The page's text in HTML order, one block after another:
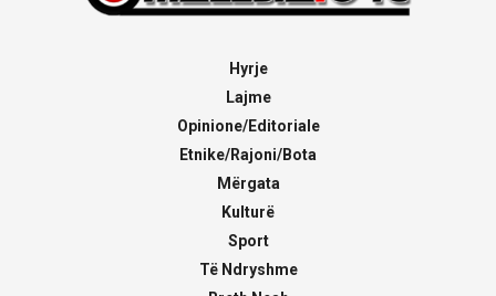
Hyrje
Lajme
Opinione/Editoriale
Etnike/Rajoni/Bota
Mërgata
Kulturë
Sport
Të Ndryshme